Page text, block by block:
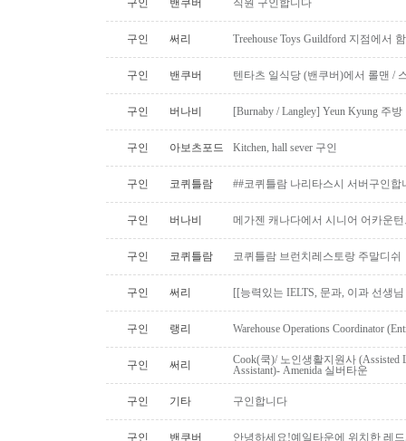
구인 밴쿠버 직원 구인합니다
구인 써리 Treehouse Toys Guildford 지점에서
구인 밴쿠버 텐타츠 일식당 (밴쿠버)에서 롤맨 /
구인 버나비 [Burnaby / Langley] Yeun Kyung 주
구인 아보츠포드 Kitchen, hall sever 구인
구인 코퀴틀람 ##코퀴틀람 나리타스시 서버구인합
구인 버나비 메가젠 캐나다에서 시니어 어카운
구인 코퀴틀람 코퀴틀람 브런치레스토랑 주말디쉬
구인 써리 [[능력있는 IELTS, 문과, 이과 선생
구인 랭리 Warehouse Operations Coordinator
구인 써리
Cook(쿡)/ 노인생활지원사 (Assisted
Assistant)- Amenida 실버타운
구인 기타 구인합니다
구인 밴쿠버 안녕하세요!예일타운에 위치한 레